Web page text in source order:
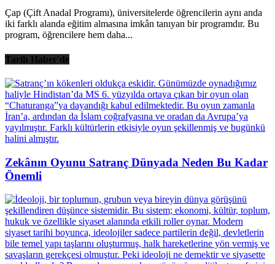
Çap (Çift Anadal Programı), üniversitelerde öğrencilerin aynı anda
iki farklı alanda eğitim almasına imkân tanıyan bir programdır. Bu
program, öğrencilere hem daha...
Tarih Haber'de
Zekânın Oyunu Satranç Dünyada Neden Bu Kadar
Önemli